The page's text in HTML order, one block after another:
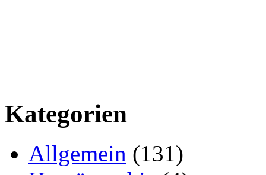
Kategorien
Allgemein (131)